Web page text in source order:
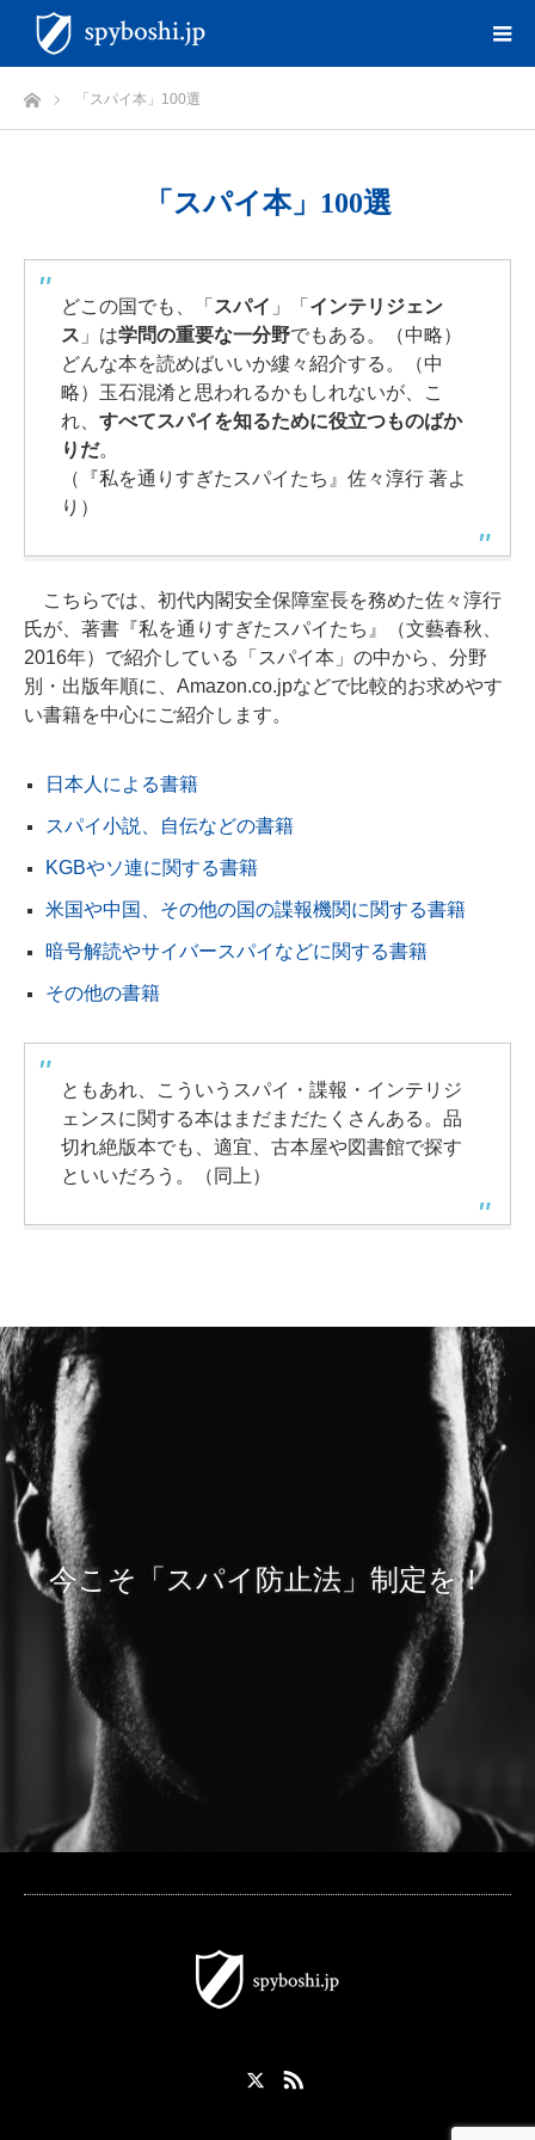
ホーム 「スパイ本」100選
「スパイ本」100選
どこの国でも、「 スパイ 」「 インテリジェン
ス 」は学問の重要な一分野でもある。（中略）
どんな本を読めばいいか縷々紹介する。（中
略）玉石混淆と思われるかもしれないが、こ
れ、 すべてスパイを知るために役立つものばか
りだ。
（『私を通りすぎたスパイたち』佐々淳行 著よ
り）
こちらでは、初代内閣安全保障室長を務めた佐々淳行
氏が、著書『私を通りすぎたスパイたち』（文藝春秋、
2016年）で紹介している「スパイ本」の中から、分野
別・出版年順に、Amazon.co.jpなどで比較的お求めやす
い書籍を中心にご紹介します。
日本人による書籍
スパイ小説、自伝などの書籍
KGBやソ連に関する書籍
米国や中国、その他の国の諜報機関に関する書籍
暗号解読やサイバースパイなどに関する書籍
その他の書籍
ともあれ、こういうスパイ・諜報・インテリジ
ェンスに関する本はまだまだたくさんある。品
切れ絶版本でも、適宜、古本屋や図書館で探す
といいだろう。（同上）
今こそ「スパイ防止法」制定を！